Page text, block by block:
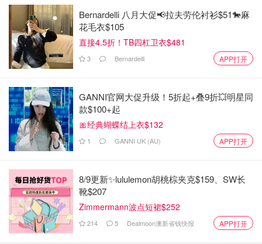
Bernardelli 八月大促📢拉夫劳伦衬衫$51🐎麻
花毛衣$105
直接4.5折！TB四杠卫衣$481
3 Bernardelli APP打开
GANNI官网大促升级！5折起+叠9折💥明星同
款$100+起
🎀经典蝴蝶结上衣$132
1 GANNI UK (AU) APP打开
8/9更新✨lululemon胡桃棕夹克$159、SW长
靴$207
Zimmermann波点短裙$252
214 5 Dealmoon澳新省钱快报 APP打开